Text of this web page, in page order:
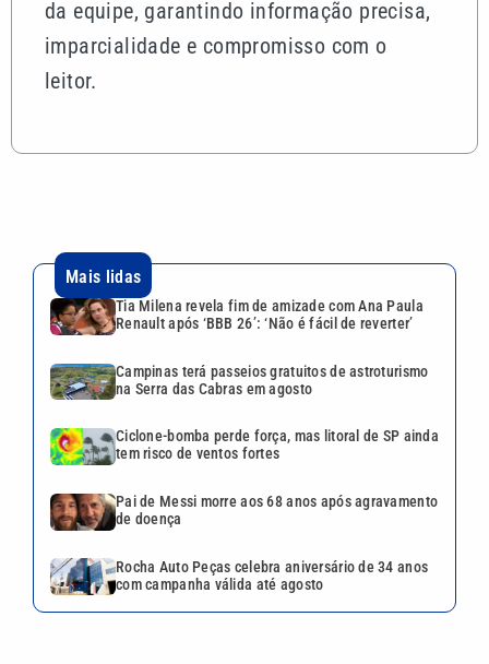
da equipe, garantindo informação precisa,
imparcialidade e compromisso com o
leitor.
Mais lidas
Tia Milena revela fim de amizade com Ana Paula
Renault após ‘BBB 26’: ‘Não é fácil de reverter’
Campinas terá passeios gratuitos de astroturismo
na Serra das Cabras em agosto
Ciclone-bomba perde força, mas litoral de SP ainda
tem risco de ventos fortes
Pai de Messi morre aos 68 anos após agravamento
de doença
Rocha Auto Peças celebra aniversário de 34 anos
com campanha válida até agosto